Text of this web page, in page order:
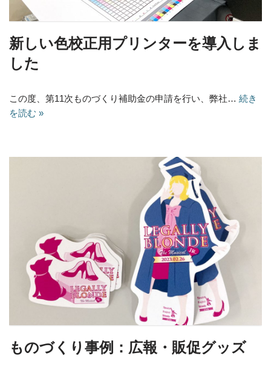
新しい色校正用プリンターを導入しま
した
この度、第11次ものづくり補助金の申請を行い、弊社… 続き
を読む »
ものづくり事例：広報・販促グッズ